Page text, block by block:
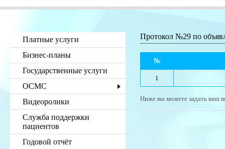
Платные услуги
Бизнес-планы
Государственные услуги
ОСМС
Видеоролики
Служба поддержки
пациентов
Годовой отчёт
Протокол №29 по
№
1
Ниже вы можете задать ваш